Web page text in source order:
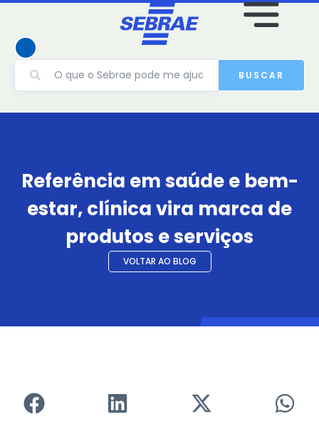
BUSCAR
Referência em saúde e bem-
estar, clínica vira marca de
produtos e serviços
VOLTAR AO BLOG